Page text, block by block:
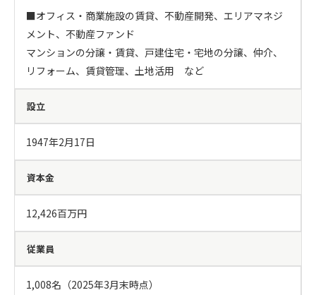
■オフィス・商業施設の賃貸、不動産開発、エリアマネジ
メント、不動産ファンド
マンションの分譲・賃貸、戸建住宅・宅地の分譲、仲介、
リフォーム、賃貸管理、土地活用　など
設立
1947年2月17日
資本金
12,426百万円
従業員
1,008名（2025年3月末時点）